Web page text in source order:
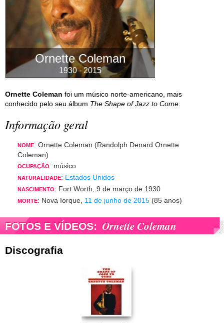
Ornette Coleman
1930 - 2015
Ornette Coleman foi um músico norte-americano, mais
conhecido pelo seu álbum The Shape of Jazz to Come
Informação geral
NOME: Ornette Coleman (Randolph Denard Ornette
Coleman)
OCUPAÇÃO: músico
NATURALIDADE: Estados Unidos
NASCIMENTO: Fort Worth, 9 de março de 1930
MORTE: Nova Iorque, 11 de junho de 2015 (85 anos)
FOTOS E VÍDEOS: Ornette Coleman
Discografia